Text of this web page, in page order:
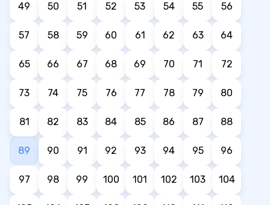
49 50 51 52 53 54 55 56
57 58 59 60 61 62 63 64
65 66 67 68 69 70 71 72
73 74 75 76 77 78 79 80
81 82 83 84 85 86 87 88
89 90 91 92 93 94 95 96
97 98 99 100 101 102 103 104